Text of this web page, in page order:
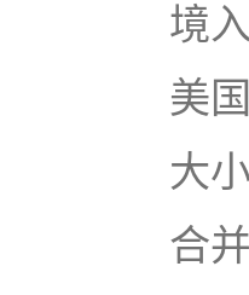
境
美
大
合